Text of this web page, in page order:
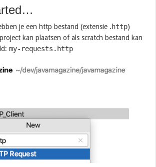
je een http bestand (extensie .http)
kan plaatsen of als scratch bestand kan
my-requests.http